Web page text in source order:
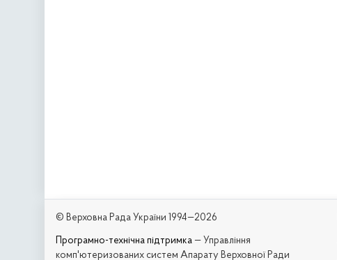
© Верховна Рада України 1994—2026
Програмно-технічна підтримка — Управління
комп'ютеризованих систем Апарату Верховної Ради